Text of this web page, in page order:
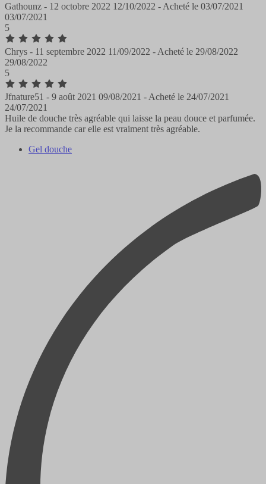
Gathounz - 12 octobre 2022 12/10/2022 - Acheté le 03/07/2021
03/07/2021
5
Chrys - 11 septembre 2022 11/09/2022 - Acheté le 29/08/2022
29/08/2022
5
Jfnature51 - 9 août 2021 09/08/2021 - Acheté le 24/07/2021
24/07/2021
Huile de douche très agréable qui laisse la peau douce et parfumée.
Je la recommande car elle est vraiment très agréable.
Gel douche